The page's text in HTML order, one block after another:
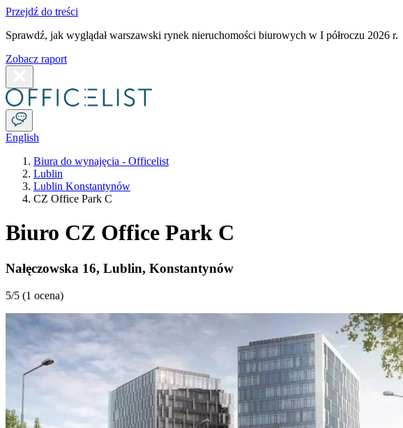
Przejdź do treści
Sprawdź, jak wyglądał warszawski rynek nieruchomości biurowych w I półroczu 2026 r.
Zobacz raport
English
Biura do wynajęcia - Officelist
Lublin
Lublin Konstantynów
CZ Office Park C
Biuro CZ Office Park C
Nałęczowska 16, Lublin, Konstantynów
5/5 (1 ocena)